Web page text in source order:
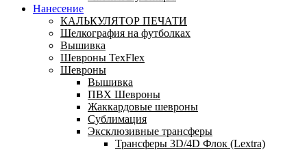
Нанесение
КАЛЬКУЛЯТОР ПЕЧАТИ
Шелкография на футболках
Вышивка
Шевроны TexFlex
Шевроны
Вышивка
ПВХ Шевроны
Жаккардовые шевроны
Сублимация
Эксклюзивные трансферы
Трансферы 3D/4D Флок (Lextra)